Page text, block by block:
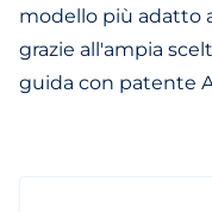
modello più adatto
grazie all'ampia
guida con patente